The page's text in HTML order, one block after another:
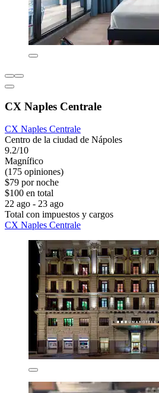
CX Naples Centrale
CX Naples Centrale
Centro de la ciudad de Nápoles
9.2/10
Magnífico
(175 opiniones)
$79 por noche
$100 en total
22 ago - 23 ago
Total con impuestos y cargos
CX Naples Centrale